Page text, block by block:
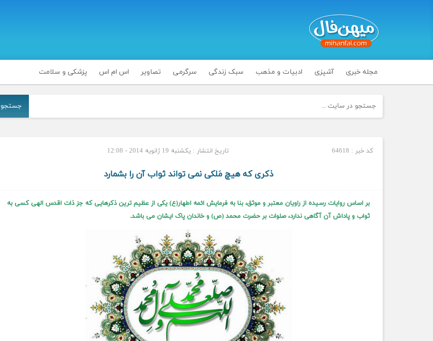
مجله خبری آشپزی ادبیات و مذهب سبک زندگی سرگرمی تصاویر اس ام اس پزشکی و سلامت
جستجو
کد خبر : 64618 تاریخ انتشار : یکشنبه 19 ژانویه 2014 - 12:08
ذکری که هیچ مَلکی نمی تواند ثواب آن را بشمارد
بر اساس روایات رسیده از راویان معتبر و موثق، بنا به فرمایش ائمه اطهار(ع) یکی از عظیم ترین ذکرهایی که جز ذات اقدس الهی کسی به
ثواب و پاداش آن آگاهی ندارد، صلوات بر حضرت محمد (ص) و خاندان پاک ایشان می باشد.